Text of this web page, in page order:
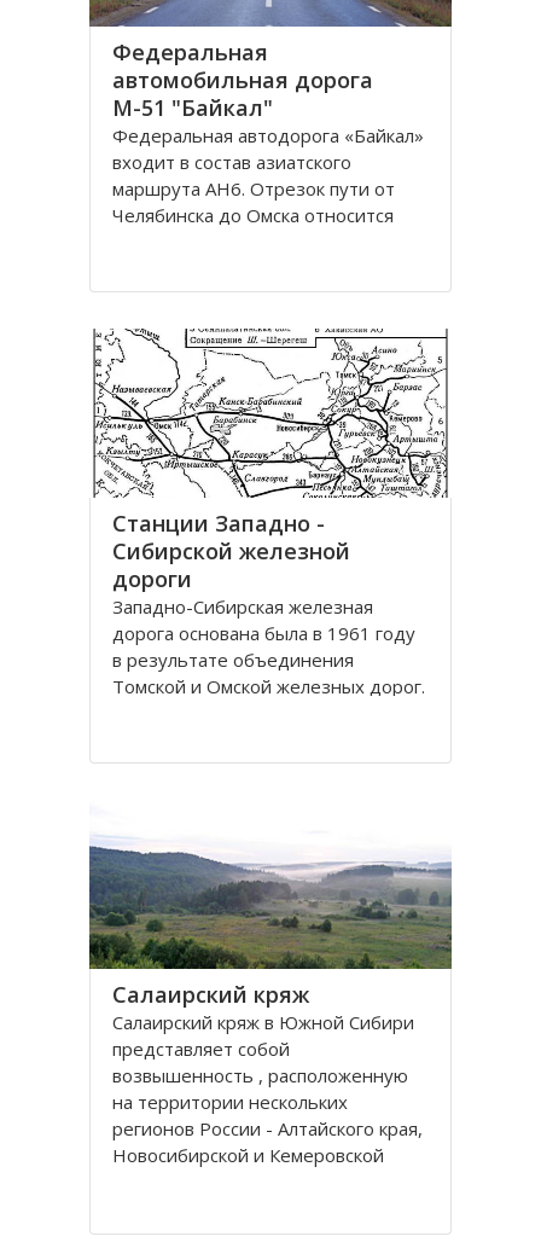
Федеральная
автомобильная дорога
М-51 "Байкал"
Федеральная автодорога «Байкал»
входит в состав азиатского
маршрута AH6. Отрезок пути от
Челябинска до Омска относится
территориям России, Казахстана и
М55. Автомобильная трасса
«Байкал» начинается от г
Станции Западно -
Сибирской железной
дороги
Западно-Сибирская железная
дорога основана была в 1961 году
в результате объединения
Томской и Омской железных дорог.
Сибирской железной дороги
Новосибирской областей
Салаирский кряж
Салаирский кряж в Южной Сибири
представляет собой
возвышенность , расположенную
на территории нескольких
регионов России - Алтайского края,
Новосибирской и Кемеровской
Кряж берет свое начало у гор Алтая